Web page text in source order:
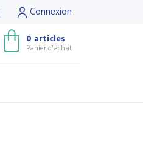
Connexion
0 articles
Panier d'achat